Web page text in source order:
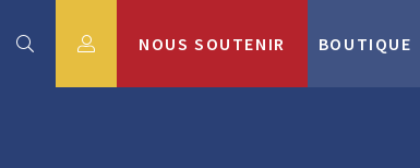
NOUS SOUTENIR BOUTIQUE